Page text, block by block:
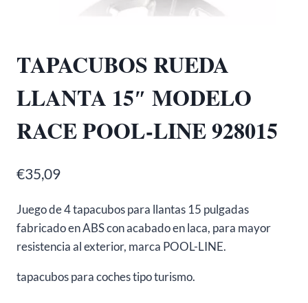
TAPACUBOS RUEDA
LLANTA 15″ MODELO
RACE POOL-LINE 928015
€35,09
Juego de 4 tapacubos para llantas 15 pulgadas
fabricado en ABS con acabado en laca, para mayor
resistencia al exterior, marca POOL-LINE.
tapacubos para coches tipo turismo.